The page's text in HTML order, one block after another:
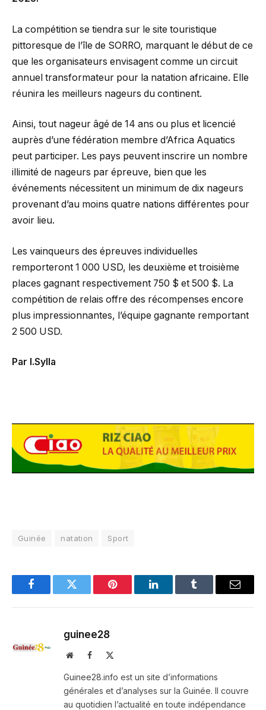
La compétition se tiendra sur le site touristique
pittoresque de l’île de SORRO, marquant le début de ce
que les organisateurs envisagent comme un circuit
annuel transformateur pour la natation africaine. Elle
réunira les meilleurs nageurs du continent.
Ainsi, tout nageur âgé de 14 ans ou plus et licencié
auprès d’une fédération membre d’Africa Aquatics
peut participer. Les pays peuvent inscrire un nombre
illimité de nageurs par épreuve, bien que les
événements nécessitent un minimum de dix nageurs
provenant d’au moins quatre nations différentes pour
avoir lieu.
Les vainqueurs des épreuves individuelles
remporteront 1 000 USD, les deuxième et troisième
places gagnant respectivement 750 $ et 500 $. La
compétition de relais offre des récompenses encore
plus impressionnantes, l’équipe gagnante remportant
2 500 USD.
Par I.Sylla
Guinée natation Sport
FacebookTwitter Pinterest LinkedInTumblr Email
guinee28
WebsiteFacebook
Guinee28.info est un site d’informations
générales et d’analyses sur la Guinée. Il couvre
au quotidien l’actualité en toute indépendance